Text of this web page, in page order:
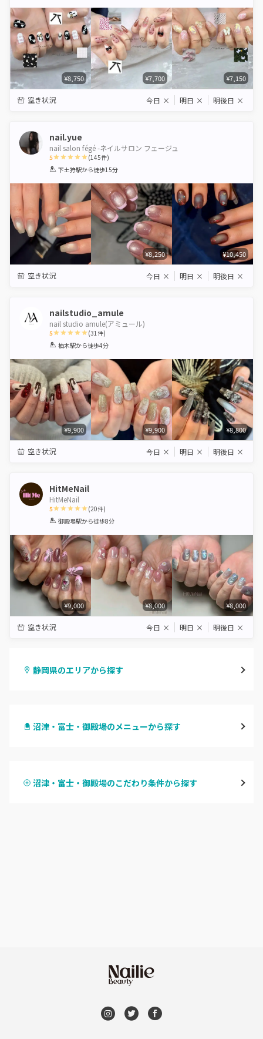
¥8,750 ¥7,700 ¥7,150
空き状況 今日 × 明日 × 明後日 ×
nail.yue
nail salon fégé -ネイルサロン フェージュ
5
1 2 3 4 5
(145件)
下土狩駅から徒歩15分
¥8,250 ¥10,450
空き状況 今日 × 明日 × 明後日 ×
nailstudio_amule
nail studio amule(アミュール)
5
1 2 3 4 5
(31件)
柚木駅から徒歩4分
¥9,900 ¥9,900 ¥8,800
空き状況 今日 × 明日 × 明後日 ×
HitMeNail
HitMeNail
5
1 2 3 4 5
(20件)
御殿場駅から徒歩8分
¥9,000 ¥8,000 ¥8,000
空き状況 今日 × 明日 × 明後日 ×
静岡県のエリアから探す
浜松
沼津・富士・御殿場のメニューから探す
ハンドスカルプ
沼津・富士・御殿場のこだわり条件から探す